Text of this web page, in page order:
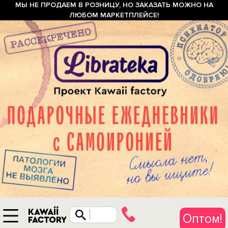
МЫ НЕ ПРОДАЕМ В РОЗНИЦУ, НО ЗАКАЗАТЬ МОЖНО НА
ЛЮБОМ МАРКЕТПЛЕЙСЕ!
Оптом!